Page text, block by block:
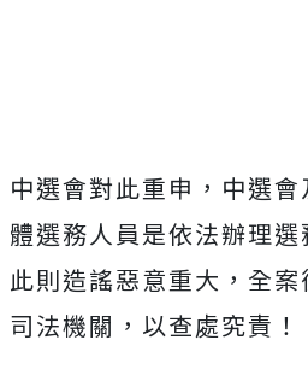
中選會對此重申，中選
體選務人員是依法辦理
此則造謠惡意重大，全
司法機關，以查處究責！